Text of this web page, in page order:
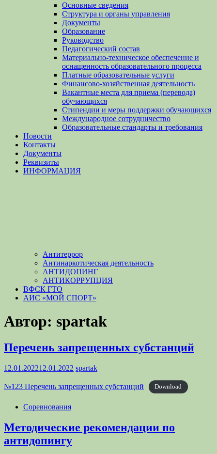
Основные сведения
Структура и органы управления
Документы
Образование
Руководство
Педагогический состав
Материально-техническое обеспечение и
оснащенность образовательного процесса
Платные образовательные услуги
Финансово-хозяйственная деятельность
Вакантные места для приема (перевода)
обучающихся
Стипендии и меры поддержки обучающихся
Международное сотрудничество
Образовательные стандарты и требования
Новости
Контакты
Документы
Реквизиты
ИНФОРМАЦИЯ
Антитеррор
Антинаркотическая деятельность
АНТИДОПИНГ
АНТИКОРРУПЦИЯ
ВФСК ГТО
АИС «МОЙ СПОРТ»
Автор: spartak
Перечень запрещенных субстанций
12.01.202212.01.2022 spartak
№123 Перечень запрещенных субстанций Download
Соревнования
Методические рекомендации по
антидопингу